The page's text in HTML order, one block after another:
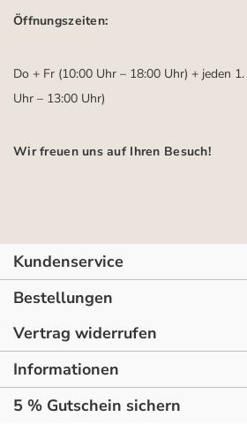
Öffnungszeiten:
Do + Fr (10:00 Uhr – 18:00 Uhr) + jeden
Uhr – 13:00 Uhr)
Wir freuen uns auf Ihren Besuch!
Kundenservice
Bestellungen
Vertrag widerrufen
Informationen
5 % Gutschein sichern